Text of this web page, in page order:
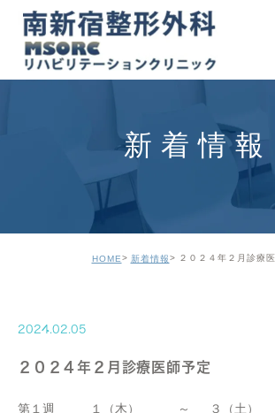
新着情報
HOME 新着情報 ２０２４年２月診療
2024.02.05
２０２４年２月診療医師予定
第１週 １（木） ～ ３（土）